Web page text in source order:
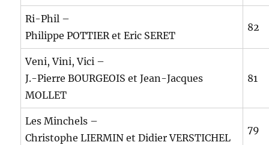
Ri-Phil –
Philippe POTTIER et Eric SERET
82
Veni, Vini, Vici –
J.-Pierre BOURGEOIS et Jean-Jacques
MOLLET
81
Les Minchels –
Christophe LIERMIN et Didier VERSTICHEL
79